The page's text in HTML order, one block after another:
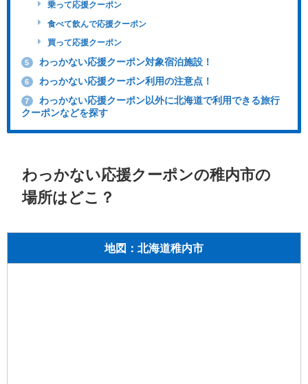
乗って応援クーポン
食べて飲んで応援クーポン
買って応援クーポン
5 わっかない応援クーポン対象宿泊施設！
6 わっかない応援クーポン利用の注意点！
7
わっかない応援クーポン以外に北海道で利用できる旅行
クーポンなどを探す
わっかない応援クーポンの稚内市の
場所はどこ？
地図：北海道稚内市